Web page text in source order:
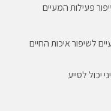
פעילות המעיים
לשיפור איכות החיים
יכול לסייע